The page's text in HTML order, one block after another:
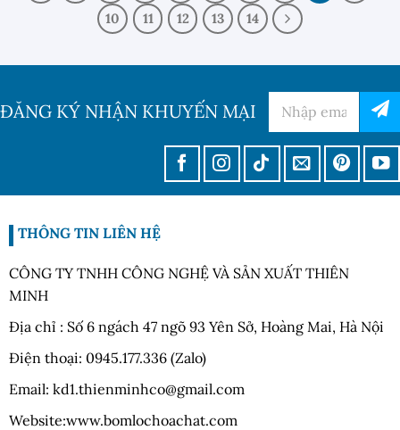
10
11 12 13 14
ĐĂNG KÝ NHẬN KHUYẾN MẠI
THÔNG TIN LIÊN HỆ
CÔNG TY TNHH CÔNG NGHỆ VÀ SẢN XUẤT THIÊN
MINH
Địa chỉ : Số 6 ngách 47 ngõ 93 Yên Sở, Hoàng Mai, Hà Nội
Điện thoại: 0945.177.336 (Zalo)
Email: kd1.thienminhco@gmail.com
Website:www.bomlochoachat.com